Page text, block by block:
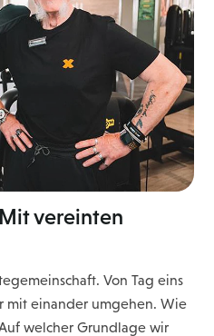
vereinten
Von Tag eins
mit einander umgehen. Wie
welcher Grundlage wir